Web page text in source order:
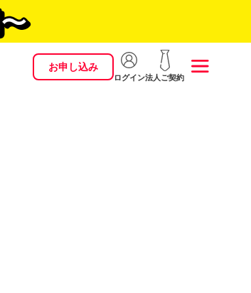
お申し込み
ログイン法人ご契約